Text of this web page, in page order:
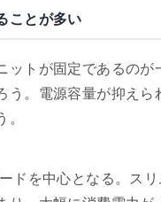
ことが多い
ットが固定であるの
う。電源容量が抑え
ドを中心となる。ス